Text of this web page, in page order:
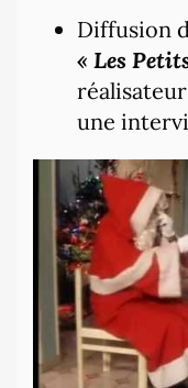
Diffusion
« Les
une